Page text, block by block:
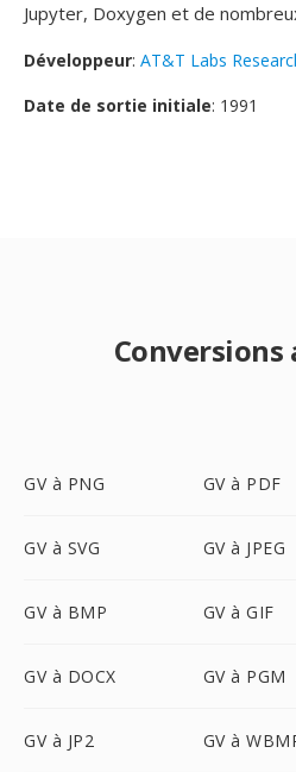
Jupyter, Doxygen et de
Développeur: AT&T Labs
Date de sortie initiale: 1991
Conversions
GV à PNG GV à PDF
GV à SVG GV à JPEG
GV à BMP GV à GIF
GV à DOCX GV à PGM
GV à JP2 GV à